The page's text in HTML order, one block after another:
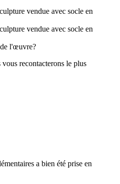
de l'œuvre?
recontacterons le plus
a bien été prise en